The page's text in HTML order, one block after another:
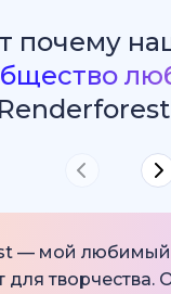
почему
Renderforest
— мой любимый
для творчества.